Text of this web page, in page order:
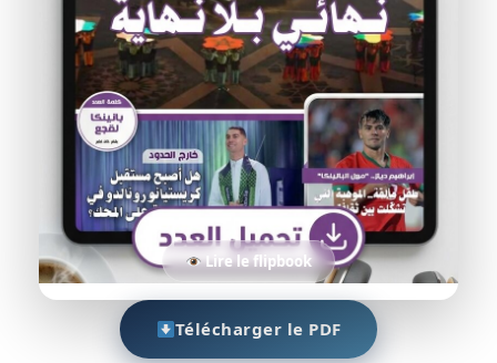
Lire le flipbook
Télécharger le PDF